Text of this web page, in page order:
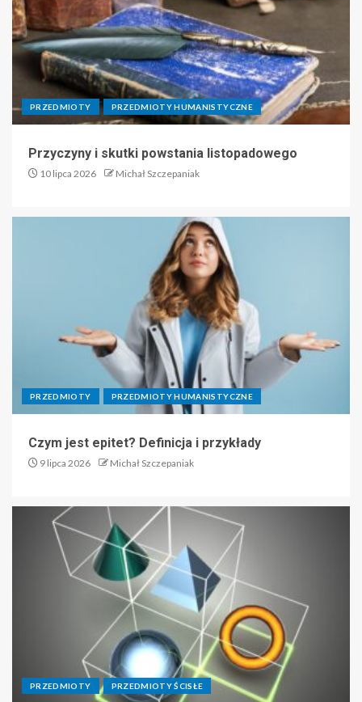
PRZEDMIOTY PRZEDMIOTY HUMANISTYCZNE
Przyczyny i skutki powstania listopadowego
10 lipca 2026 Michał Szczepaniak
PRZEDMIOTY PRZEDMIOTY HUMANISTYCZNE
Czym jest epitet? Definicja i przykłady
9 lipca 2026 Michał Szczepaniak
PRZEDMIOTY PRZEDMIOTY ŚCISŁE